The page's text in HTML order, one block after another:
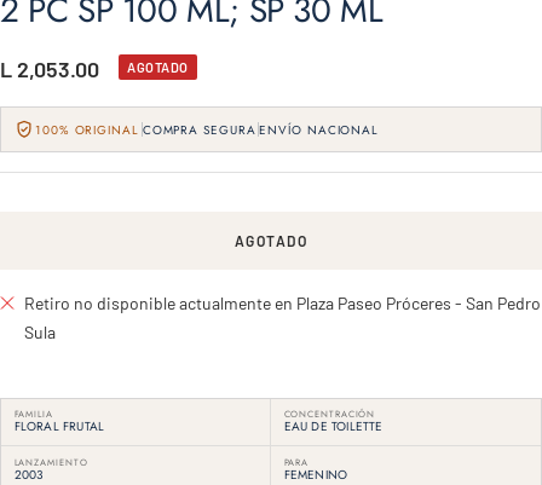
2 PC SP 100 ML; SP 30 ML
Precio
de
venta
L 2,053.00 AGOTADO
100% ORIGINAL COMPRA SEGURA ENVÍO NACIONAL
AGOTADO
Retiro no disponible actualmente en Plaza Paseo Próceres - San Pedro
Sula
FAMILIA
FLORAL FRUTAL
CONCENTRACIÓN
EAU DE TOILETTE
LANZAMIENTO
2003
PARA
FEMENINO